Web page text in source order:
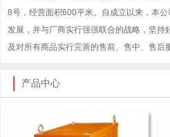
8号，经营面积600平米。自成立以来，本
发展，并与厂商实行强强联合的战略，坚持
及对所有商品实行完善的售前、售中、售后
产品中心